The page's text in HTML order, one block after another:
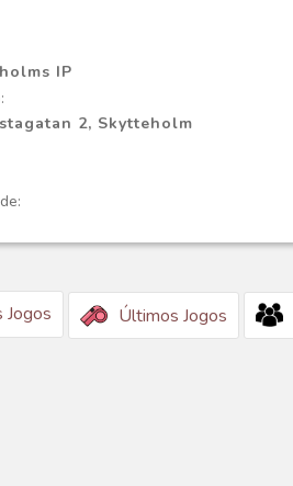
IP
2, Skytteholm
Jogos Últimos Jogos